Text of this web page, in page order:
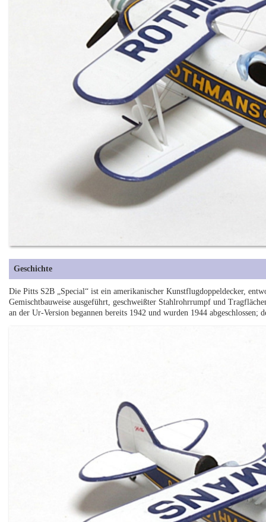
Geschichte
Die Pitts S2B „Special“ ist ein amerikanischer Kunstflugdoppeldecker,
Gemischtbauweise ausgeführt, geschweißter Stahlrohrrumpf und
an der Ur-Version begannen bereits 1942 und wurden 1944